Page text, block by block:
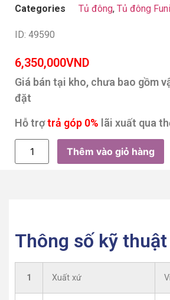
Categories
Tủ đông, Tủ đông
ID: 49590
6,350,000VND
Giá bán tại kho, chưa bao gồm
đặt
Hỗ trợtrả góp 0% lãi xuất qua
Thêm vào giỏ hàng
Thông số kỹ thuật
1 Xuất xứ